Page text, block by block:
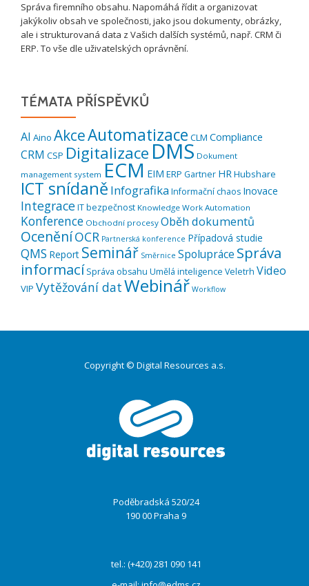
Správa firemního obsahu. Napomáhá řídit a organizovat
jakýkoliv obsah ve společnosti, jako jsou dokumenty, obrázky,
ale i strukturovaná data z Vašich dalších systémů, např. CRM či
ERP. To vše dle uživatelských oprávnění.
TÉMATA PŘÍSPĚVKŮ
AI Aino AkceAutomatizace CLM Compliance
CRM CSP Digitalizace DMS Dokument
management system ECM EIM ERP Gartner HRHubshare
ICT snídaně InfografikaInformační chaos Inovace
IntegraceIT bezpečnost Knowledge Work Automation
Konference Obchodní procesy Oběh dokumentů
OceněníOCR Partnerská konference Případová studie
QMS Report Seminář Směrnice Spolupráce Správa
informací Správa obsahu Umělá inteligence Veletrh Video
VIP Vytěžování datWebinář Workflow
Copyright © Digital Resources a.s.
Poděbradská 520/24
190 00 Praha 9
tel.: (+420) 281 090 141